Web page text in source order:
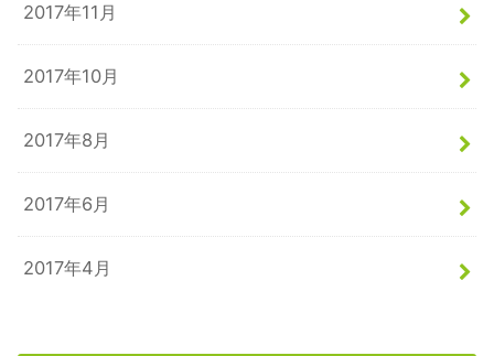
2017年11月
2017年10月
2017年8月
2017年6月
2017年4月